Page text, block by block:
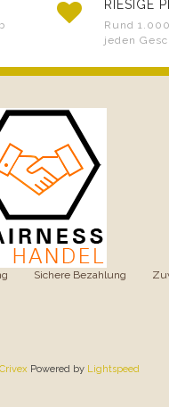
RIESIGE
Rund
jeden
Sichere Bezahlung
Crivex Powered by Lightspeed